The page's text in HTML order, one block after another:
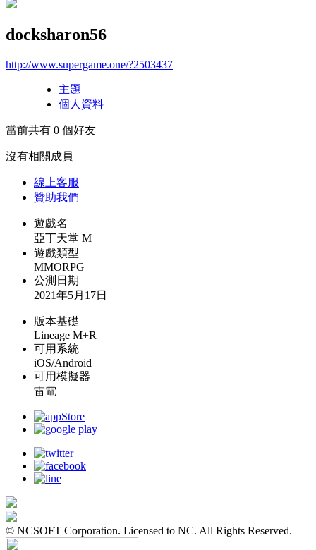
docksharon56
http://www.supergame.one/?2503437
主題
個人資料
當前共有 0 個好友
沒有相關成員
線上客服
贊助我們
遊戲名
亞丁天堂 M
遊戲類型
MMORPG
公測日期
2021年5月17日
版本基礎
Lineage M+R
可用系統
iOS/Android
可用模擬器
雷電
© NCSOFT Corporation. Licensed to NC. All Rights Reserved.